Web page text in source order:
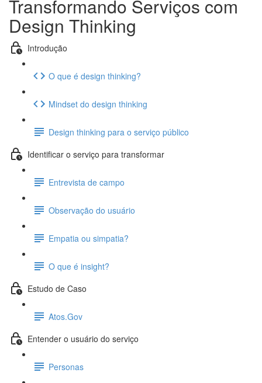
Transformando Serviços com
Design Thinking
Introdução
O que é design thinking?
Mindset do design thinking
Design thinking para o serviço público
Identificar o serviço para transformar
Entrevista de campo
Observação do usuário
Empatia ou simpatia?
O que é insight?
Estudo de Caso
Atos.Gov
Entender o usuário do serviço
Personas